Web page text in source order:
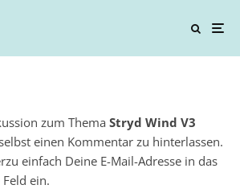
zum Thema Stryd Wind V3
einen Kommentar zu hinterlassen.
einfach Deine E-Mail-Adresse in das
ein.